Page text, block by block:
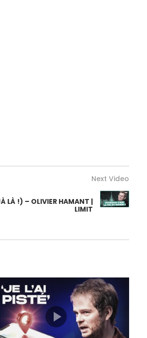
Next Video
LÀ !) – OLIVIER HAMANT |
LIMIT